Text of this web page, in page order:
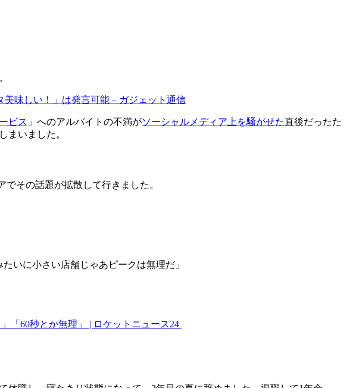
味しい！」は発言可能 – ガジェット通信
ビス 」へのアルバイトの不満がソーシャルメディア上を騒がせた直後だったた
まいました。
その話題が拡散して行きました。
いに小さい店舗じゃあピークは無理だ」
「60秒とか無理」 | ロケットニュース24